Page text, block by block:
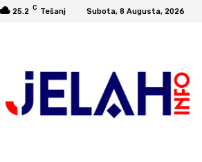
25.2 C Tešanj Subota, 8 Augusta, 2026